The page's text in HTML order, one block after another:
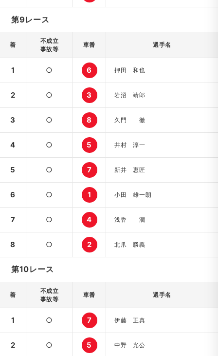
第9レース
着
不成立
事故等
車番 選手名
1 ○ 6 押田 和也
2 ○ 3 岩沼 靖郎
3 ○ 8 久門 徹
4 ○ 5 井村 淳一
5 ○ 7 新井 恵匠
6 ○ 1 小田 雄一朗
7 ○ 4 浅香 潤
8 ○ 2 北爪 勝義
第10レース
着
不成立
事故等
車番 選手名
1 ○ 7 伊藤 正真
2 ○ 5 中野 光公